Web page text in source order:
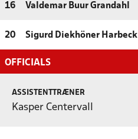
16 Valdemar Buur Grandahl
20 Sigurd Diekhöner Harbeck
OFFICIALS
ASSISTENTTRÆNER
Kasper Centervall